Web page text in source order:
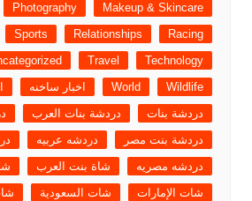
Makeup & Skincare
Photography
Racing
Relationships
Sports
Technology
Travel
Wildlife
World اخبار ساخنه
دردشة بنات
دردشة بنات العرب
دردشة بنت مصر
دردشه عربيه
دردشه مصريه
شاة بنت العرب
شات الإمارات
شات السعودية